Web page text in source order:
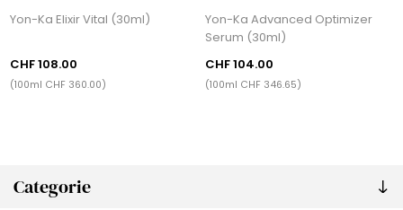
Categorie
Yon-Ka Elixir Vital (30ml)
CHF 108.00
(100ml CHF 360.00)
Yon-Ka Advanced Optimizer
Serum (30ml)
CHF 104.00
(100ml CHF 346.65)